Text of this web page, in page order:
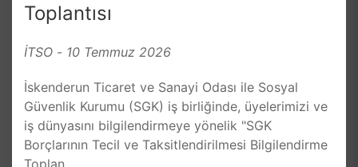
Toplantısı
İTSO - 10 Temmuz 2026
İskenderun Ticaret ve Sanayi Odası ile Sosyal
Güvenlik Kurumu (SGK) iş birliğinde, üyelerimizi ve
iş dünyasını bilgilendirmeye yönelik "SGK
Borçlarının Tecil ve Taksitlendirilmesi Bilgilendirme
Toplan...